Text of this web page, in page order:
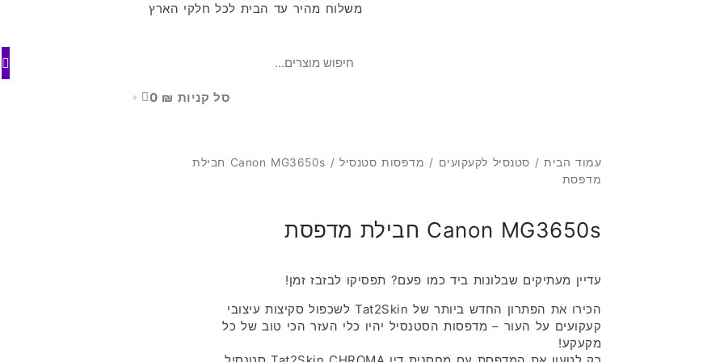
משלוח מהיר עד הבית לכל חלקי הארץ
סל קניות ₪
0
עמוד הבית / סטנסיל לקעקועים / מדפסות סטנסיל
/ Canon MG3650s חבילת
מדפסת
Canon MG3650s חבילת מדפסת
עדיין מעתיקים שבלונות ביד כמו פעם? תפסיקו לבזבז זמן!
הכירו את הפתרון החדש ביותר של Tat2Skin לשכפול סקיצות עיצובי
קעקועים על העור – מדפסות הסטנסיל יהיו כלי העזר הכי טוב של כל
מקעקע!